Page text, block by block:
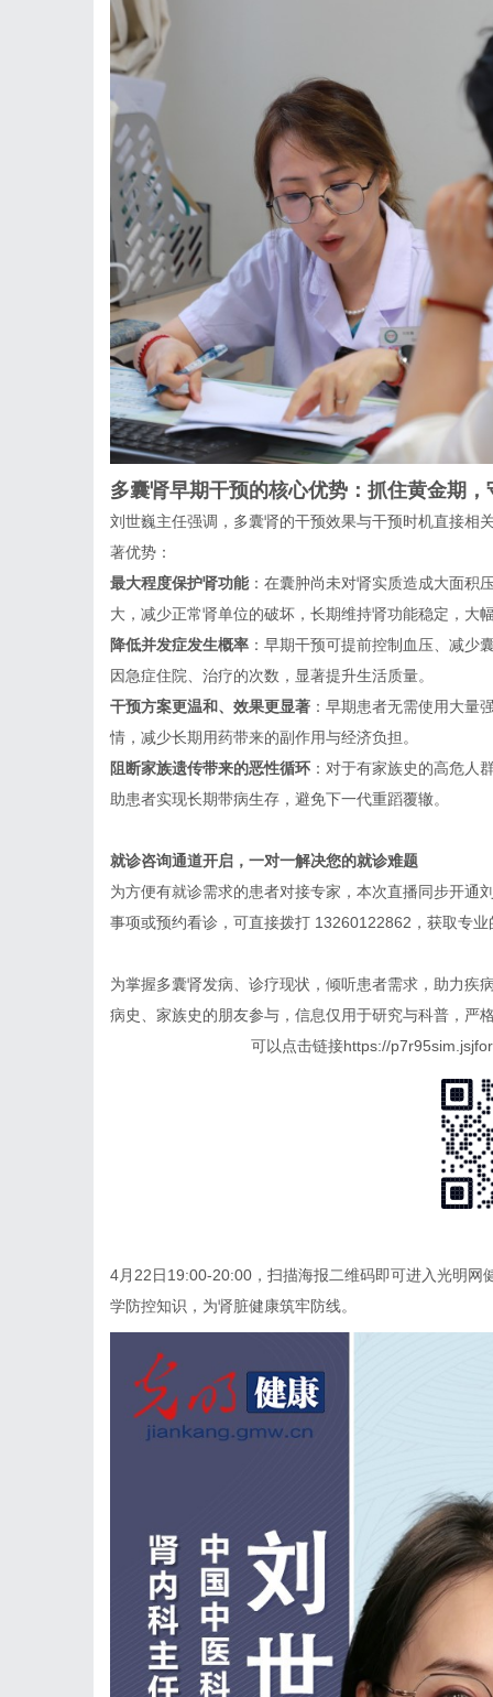
多囊肾早期干预的核心优势：抓住黄金期，
刘世巍主任强调，多囊肾的干预效果与干预时机直接相
著优势：
最大程度保护肾功能：在囊肿尚未对肾实质造成大面积
大，减少正常肾单位的破坏，长期维持肾功能稳定，大
降低并发症发生概率 ：早期干预可提前控制血压、减少
因急症住院、治疗的次数，显著提升生活质量。
干预方案更温和、效果更显著 ：早期患者无需使用大量
情，减少长期用药带来的副作用与经济负担。
阻断家族遗传带来的恶性循环 ：对于有家族史的高危人
助患者实现长期带病生存，避免下一代重蹈覆辙。
就诊咨询通道开启，一对一解决您的就诊难题
为方便有就诊需求的患者对接专家，本次直播同步开通
事项或预约看诊，可直接拨打 13260122862，获取专业
为掌握多囊肾发病、诊疗现状，倾听患者需求，助力疾
病史、家族史的朋友参与，信息仅用于研究与科普，严
可以点击链接https://
4月22日19:00-20:00，扫描海报二维码即可进入光明
学防控知识，为肾脏健康筑牢防线。